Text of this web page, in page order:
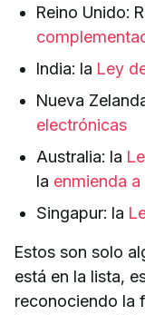
Reino Unido:
India: la Ley
Nueva
electrónicas
Australia: la
la enmienda
Singapur: la
Estos son solo
está en la lista,
reconociendo la